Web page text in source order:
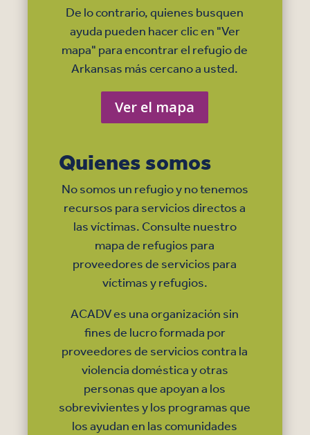
De lo contrario, quienes busquen
ayuda pueden hacer clic en "Ver
mapa" para encontrar el refugio de
Arkansas más cercano a usted.
Ver el mapa
Quienes somos
No somos un refugio y no tenemos
recursos para servicios directos a
las víctimas. Consulte nuestro
mapa de refugios para
proveedores de servicios para
víctimas y refugios.
ACADV es una organización sin
fines de lucro formada por
proveedores de servicios contra la
violencia doméstica y otras
personas que apoyan a los
sobrevivientes y los programas que
los ayudan en las comunidades